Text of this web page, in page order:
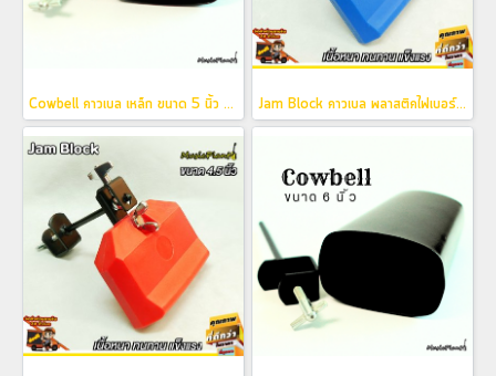
Cowbell คาวเบล เหล็ก ขนาด 5 นิ้ว พร้อมขาจับคาวเบล Jam Block คาวเบล พลาสติคไฟเบอร์ พร้อมขาจับ ขนาด 4 นิ้ว